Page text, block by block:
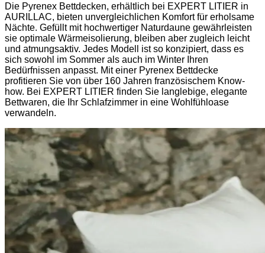
Die Pyrenex Bettdecken, erhältlich bei EXPERT LITIER in
AURILLAC, bieten unvergleichlichen Komfort für erholsame
Nächte. Gefüllt mit hochwertiger Naturdaune gewährleisten
sie optimale Wärmeisolierung, bleiben aber zugleich leicht
und atmungsaktiv. Jedes Modell ist so konzipiert, dass es
sich sowohl im Sommer als auch im Winter Ihren
Bedürfnissen anpasst. Mit einer Pyrenex Bettdecke
profitieren Sie von über 160 Jahren französischem Know-
how. Bei EXPERT LITIER finden Sie langlebige, elegante
Bettwaren, die Ihr Schlafzimmer in eine Wohlfühloase
verwandeln.